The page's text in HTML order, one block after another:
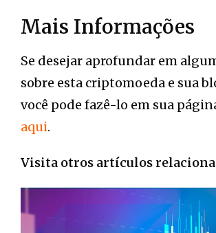
Mais Informações
Se desejar aprofundar em
sobre esta criptomoeda e sua
você pode fazê-lo em sua
aqui.
Visita otros artículos